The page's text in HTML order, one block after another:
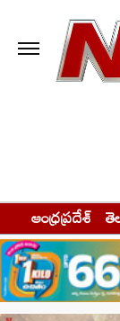
ఆంధ్రప్రదేశ్